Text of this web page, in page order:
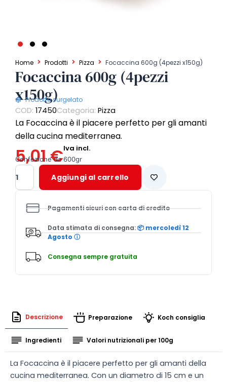
Home Prodotti Pizza Focaccina 600g (4pezzi x150g)
Focaccina 600g (4pezzi
x150g)
Prodotto surgelato
COD: 17450Categoria: Pizza
La Focaccina è il piacere perfetto per gli amanti
della cucina mediterranea.
5,01€Iva incl.
Confezione da 600gr
Focaccina
600g
(4pezzi
quantità
Aggiungi al carrello
Pagamenti sicuri con carta di credito
Data stimata di consegna:📦 mercoledì 12
Agosto ⓘ
Consegna sempre gratuita
Descrizione Preparazione Koch consiglia
Ingredienti Valori nutrizionali per 100g
La Focaccina è il piacere perfetto per gli amanti della
cucina mediterranea. Con un diametro di 15 cm e un